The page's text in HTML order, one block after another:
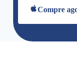
Compre